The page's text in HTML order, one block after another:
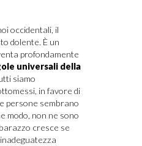
occidentali, il
dolente. È un
profondamente
universali della
siamo
in favore di
persone sembrano
modo, non ne sono
cresce se